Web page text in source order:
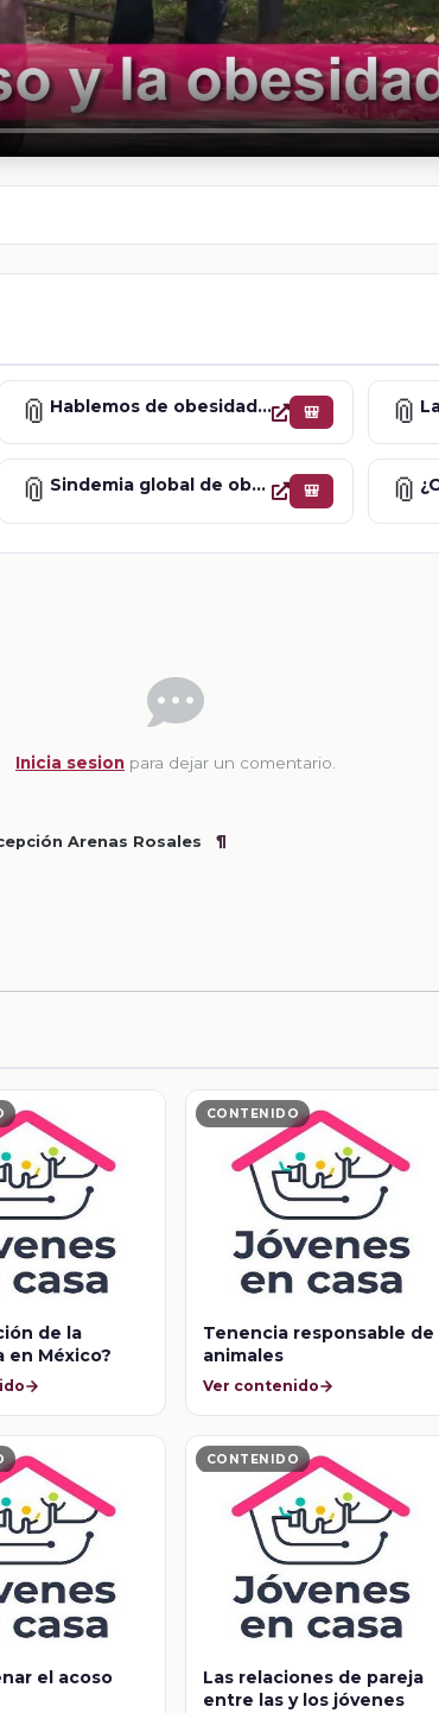
📎 Hablemos de obesidad en niñas, niños y adolescentes 🎒 📎
📎 Sindemia global de obesidad, desnutrición y cambio climático 🎒 📎
Inicia sesion para dejar un comentario.
Arenas Rosales ¶
de la
en México?
CONTENIDO
Tenencia responsable de
animales
Ver contenido
el acoso
CONTENIDO
Las relaciones de pareja
entre las y los jóvenes